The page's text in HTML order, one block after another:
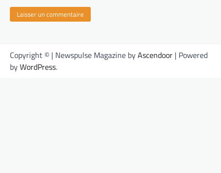
Copyright © | Newspulse Magazine byAscendoor | Powered
byWordPress.